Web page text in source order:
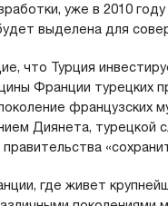
уже в 2010
выделена для
что Турция
Франции турецких
французских
Диянета, турецкой
где живет